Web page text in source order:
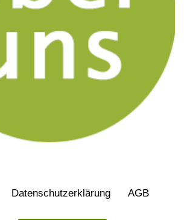
Daten­schutz­erklärung AGB